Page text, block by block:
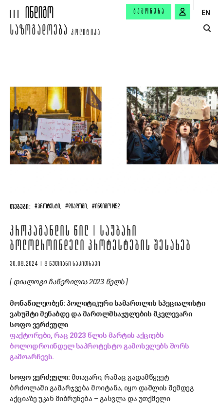
ᲒᲐᲛᲝᲬᲔᲠᲐ EN
ᲡᲐᲖᲝᲒᲐᲓᲝᲔᲑᲐ ᲞᲝᲚᲘᲢᲘᲙᲐ
ᲗᲔᲒᲔᲑᲘ: #ᲞᲠᲝᲢᲔᲡᲢᲘ, #ᲓᲘᲐᲚᲝᲒᲘ, #ᲘᲜᲓᲘᲒᲝ N52
ᲞᲠᲝᲞᲐᲒᲐᲜᲓᲘᲡ ᲬᲘᲚ | ᲡᲐᲣᲑᲐᲠᲘ
ᲑᲝᲚᲝᲓᲠᲝᲘᲜᲓᲔᲚᲘ ᲞᲠᲝᲢᲔᲡᲢᲔᲑᲘᲡ ᲨᲔᲡᲐᲮᲔᲑ
30.08.2024 | 8 ᲬᲣᲗᲘᲐᲜᲘ ᲡᲐᲙᲘᲗᲮᲐᲕᲘ
[ დიალოგი ჩაწერილია 2023 წელს ]
მონაწილეობენ: პოლიტიკური სამართლის სპეციალისტი
ვახუშტი მენაბდე დამართლმსაჯულების მკვლევარი
სოფო ვერძეული
ფაქტორები, რაც 2023 წლის მარტის აქციებს
ბოლოდროინდელ საპროტესტო გამოსვლებს შორს
გამოარჩევს.
სოფო ვერძეული: მთავარი, რამაც გადამწყვეტ
ბრძოლაში გამარჯვება მოიტანა, იყო დაშლის შემდეგ
აქციაზე უკან მიბრუნება – გასვლა და უთქმელი